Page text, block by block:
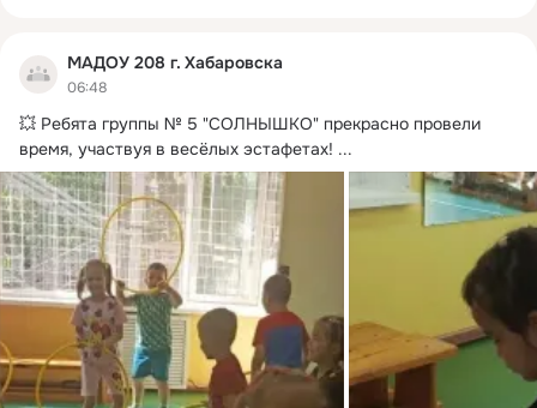
МАДОУ 208 г. Хабаровска
06:48
💥 Ребята группы № 5 "СОЛНЫШКО" прекрасно провели
время, участвуя в весёлых эстафетах! ...